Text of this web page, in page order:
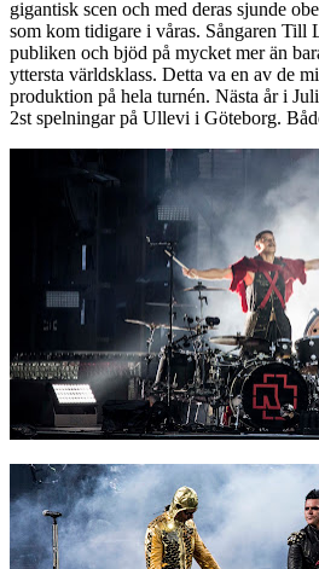
gigantisk scen och med deras sjunde
som kom tidigare i våras. Sångaren Till
publiken och bjöd på mycket mer än
yttersta världsklass. Detta va en av de
produktion på hela turnén. Nästa år i
2st spelningar på Ullevi i Göteborg.